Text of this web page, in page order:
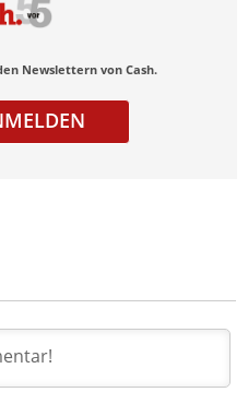
Newslettern von Cash.